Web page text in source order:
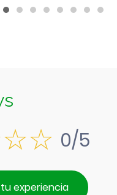
0/5
experiencia